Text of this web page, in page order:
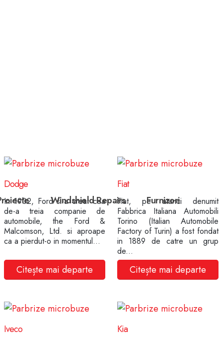
Windshield Repairs Furnizori
Dodge
In 1902, Ford si-a creat cea
de-a treia companie de
automobile, the Ford &
Malcomson, Ltd. si aproape
ca a pierdut-o in momentul...
Citește mai departe
Fiat
Fiat, pe atunci denumit
Fabbrica Italiana Automobili
Torino (Italian Automobile
Factory of Turin) a fost fondat
in 1889 de catre un grup
de...
Citește mai departe
Iveco Kia